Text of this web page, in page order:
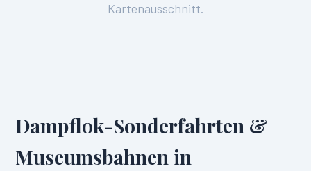
Kartenausschnitt.
Dampflok-Sonderfahrten &
Museumsbahnen in